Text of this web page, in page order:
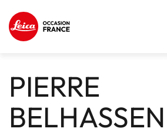
PIERRE
BELHASSEN